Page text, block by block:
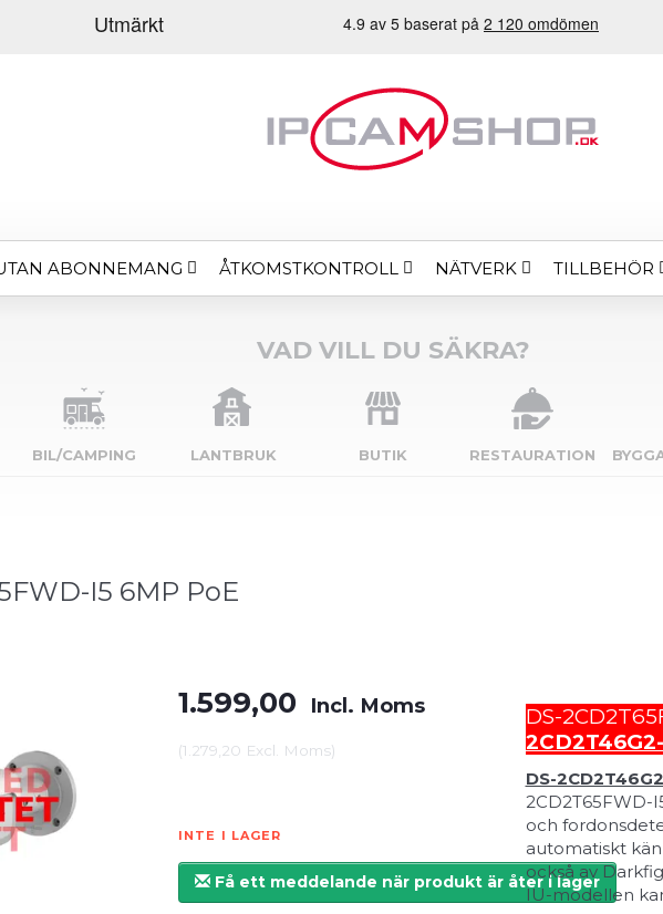
ABONNEMANG ÅTKOMSTKONTROLL NÄTVERK TILLBEHÖR
VAD VILL DU SÄKRA?
BIL/CAMPING LANTBRUK BUTIK RESTAURATION
I5 6MP PoE
1.599,00 Incl. Moms
(1.279,20 Excl. Moms)
INTE I LAGER
Få ett meddelande när produkt är åter i lager
DS-
DS-
2CD2T65FWD-
och
automatiskt
också av
IU-modellen